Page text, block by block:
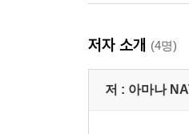
저자 소개 (4명)
저 : 아마나